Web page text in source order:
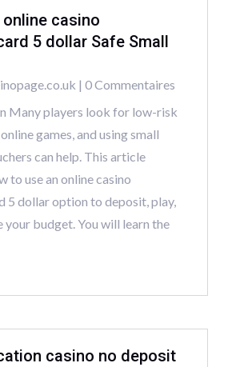
casino
5 dollar Safe Small
| 0 Commentaires
Many players look for low-risk
games, and using small
can help. This article
to use an online casino
5 dollar option to deposit, play,
your budget. You will learn the
casino no deposit